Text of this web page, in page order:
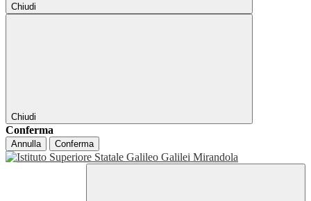
Chiudi
Chiudi
Conferma
Annulla Conferma